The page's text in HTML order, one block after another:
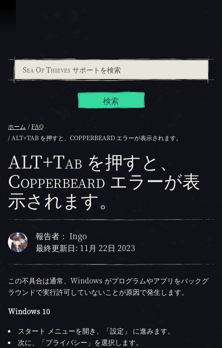
検索
ホーム
FAQ
ALT+TAB を押すと、COPPERBEARD エラーが表示されます。
ALT+Tab を押すと、
Copperbeard エラーが表
示されます。
報告者： Ingo
最終更新日: 11月 22日 2023
この不具合は通常、Windows がプログラムやアプリをバックグ
ラウンドで実行許可していないことが原因で発生します。
Windows 10
スタート メニューを開き、「設定」 に進みます。
次に、「プライバシー」を選択します。